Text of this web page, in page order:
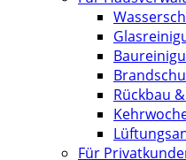
Rückbau
Für